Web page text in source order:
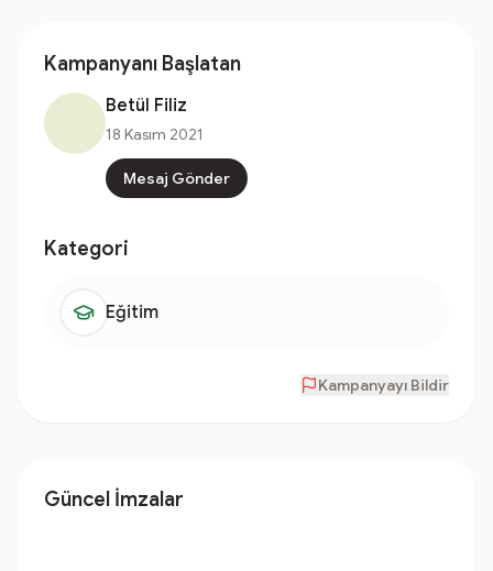
Kampanyanı Başlatan
Betül Filiz
18 Kasım 2021
Mesaj Gönder
Kategori
Eğitim
Kampanyayı Bildir
Güncel İmzalar